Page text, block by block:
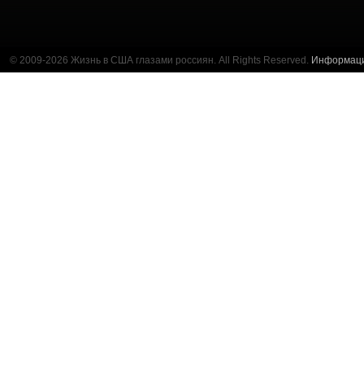
© 2009-2026 Жизнь в США глазами россиян. All Rights Reserved.